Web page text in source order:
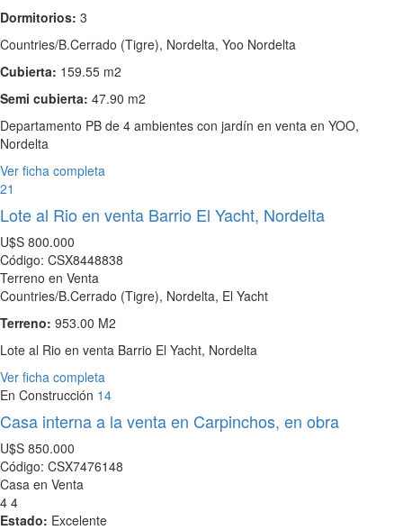
Dormitorios: 3
Countries/B.Cerrado (Tigre), Nordelta, Yoo Nordelta
Cubierta: 159.55 m2
Semi cubierta: 47.90 m2
Departamento PB de 4 ambientes con jardín en venta en YOO,
Nordelta
Ver ficha completa
21
Lote al Rio en venta Barrio El Yacht, Nordelta
U$S 800.000
Código: CSX8448838
Terreno en Venta
Countries/B.Cerrado (Tigre), Nordelta, El Yacht
Terreno: 953.00 M2
Lote al Rio en venta Barrio El Yacht, Nordelta
Ver ficha completa
En Construcción 14
Casa interna a la venta en Carpinchos, en obra
U$S 850.000
Código: CSX7476148
Casa en Venta
4 4
Estado: Excelente